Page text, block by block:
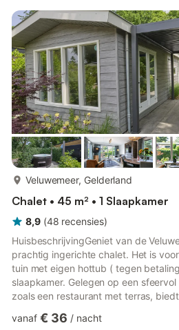
Veluwemeer, Gelderland
Chalet • 45 m² • 1 Slaapkamer
8,9 (48 recensies)
HuisbeschrijvingGeniet van de
prachtig ingerichte chalet. Het is
tuin met eigen hottub ( tegen
slaapkamer. Gelegen op een
zoals een restaurant met terras,
idyllische ontsnapping aan het
vanaf € 36 / nacht